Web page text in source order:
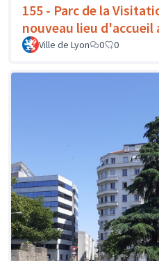
155 - Parc de la
nouveau lieu
Ville de Lyon
0 0